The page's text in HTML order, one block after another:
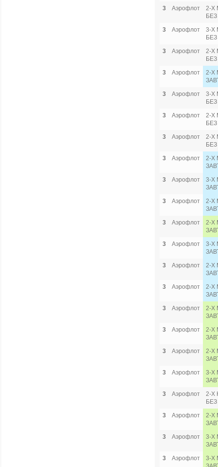
3
Аэрофлот
2-Х
3
Аэрофлот
3-Х
3
Аэрофлот
2-Х
3
Аэрофлот
2-Х
3
Аэрофлот
3-Х
3
Аэрофлот
2-Х
3
Аэрофлот
2-Х
3
Аэрофлот
2-Х
3
Аэрофлот
3-Х
3
Аэрофлот
2-Х
3
Аэрофлот
2-Х
3
Аэрофлот
3-Х
3
Аэрофлот
2-Х
3
Аэрофлот
2-Х
3
Аэрофлот
2-Х
3
Аэрофлот
2-Х
3
Аэрофлот
2-Х
3
Аэрофлот
3-Х
3
Аэрофлот
2-Х
3
Аэрофлот
2-Х
3
Аэрофлот
3-Х
3
Аэрофлот
3-Х